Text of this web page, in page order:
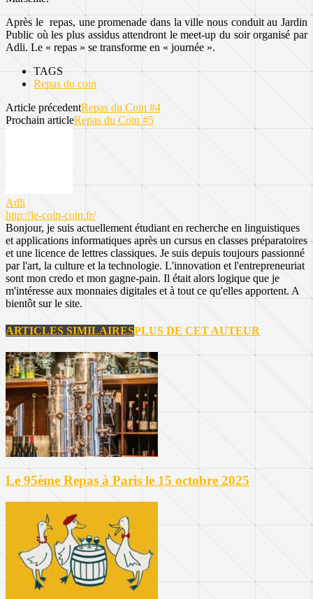
Après le repas, une promenade dans la ville nous conduit au Jardin
Public où les plus assidus attendront le meet-up du soir organisé par
Adli. Le « repas » se transforme en « journée ».
TAGS
Repas du coin
Article précedentRepas du Coin #4
Prochain articleRepas du Coin #5
Adli
http://le-coin-coin.fr/
Bonjour, je suis actuellement étudiant en recherche en linguistiques
et applications informatiques après un cursus en classes préparatoires
et une licence de lettres classiques. Je suis depuis toujours passionné
par l'art, la culture et la technologie. L'innovation et l'entrepreneuriat
sont mon credo et mon gagne-pain. Il était alors logique que je
m'intéresse aux monnaies digitales et à tout ce qu'elles apportent. A
bientôt sur le site.
ARTICLES SIMILAIRESPLUS DE CET AUTEUR
Le 95ème Repas à Paris le 15 octobre 2025